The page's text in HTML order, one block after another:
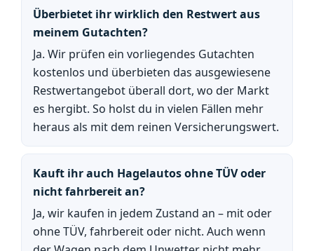
Überbietet ihr wirklich den Restwert aus
meinem Gutachten?
Ja. Wir prüfen ein vorliegendes Gutachten
kostenlos und überbieten das ausgewiesene
Restwertangebot überall dort, wo der Markt
es hergibt. So holst du in vielen Fällen mehr
heraus als mit dem reinen Versicherungswert.
Kauft ihr auch Hagelautos ohne TÜV oder
nicht fahrbereit an?
Ja, wir kaufen in jedem Zustand an – mit oder
ohne TÜV, fahrbereit oder nicht. Auch wenn